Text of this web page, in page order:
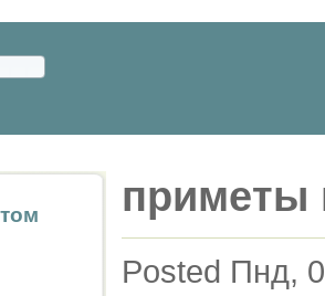
приметы
Posted Пнд,